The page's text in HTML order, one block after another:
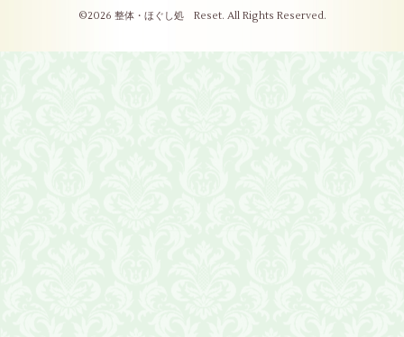
©2026 整体・ほぐし処 Reset. All Rights Reserved.